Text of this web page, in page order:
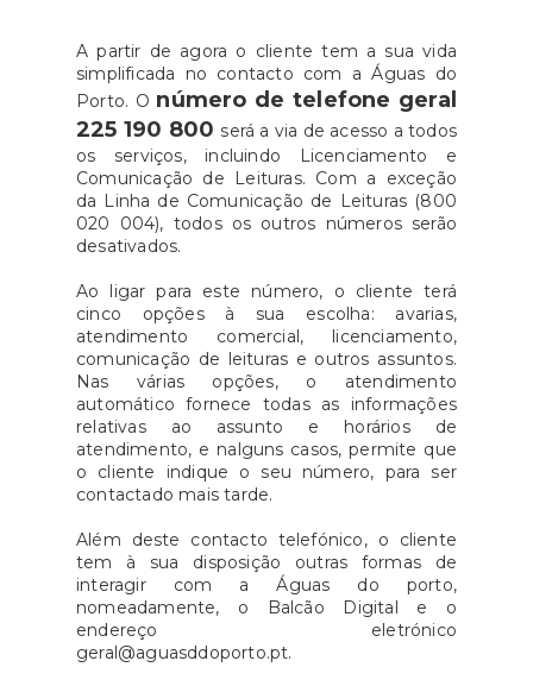
A partir de agora o cliente tem a sua vida
simplificada no contacto com a Águas do
Porto. O número de telefone geral
225 190 800 será a via de acesso a todos
os serviços, incluindo Licenciamento e
Comunicação de Leituras. Com a exceção
da Linha de Comunicação de Leituras (800
020 004), todos os outros números serão
desativados.
Ao ligar para este número, o cliente terá
cinco opções à sua escolha: avarias,
atendimento comercial, licenciamento,
comunicação de leituras e outros assuntos.
Nas várias opções, o atendimento
automático fornece todas as informações
relativas ao assunto e horários de
atendimento, e nalguns casos, permite que
o cliente indique o seu número, para ser
contactado mais tarde.
Além deste contacto telefónico, o cliente
tem à sua disposição outras formas de
interagir com a Águas do porto,
nomeadamente, o Balcão Digital e o
endereço eletrónico
geral@aguasddoporto.pt.